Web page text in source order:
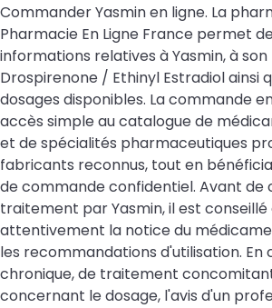
Commander Yasmin en ligne. La
Pharmacie En Ligne France permet
informations relatives à Yasmin, à
Drospirenone / Ethinyl Estradiol ainsi
dosages disponibles. La commande
accès simple au catalogue de
et de spécialités pharmaceutiques
fabricants reconnus, tout en
de commande confidentiel. Avant de
traitement par Yasmin, il est conseillé
attentivement la notice du
les recommandations d'utilisation. En
chronique, de traitement
concernant le dosage, l'avis d'un